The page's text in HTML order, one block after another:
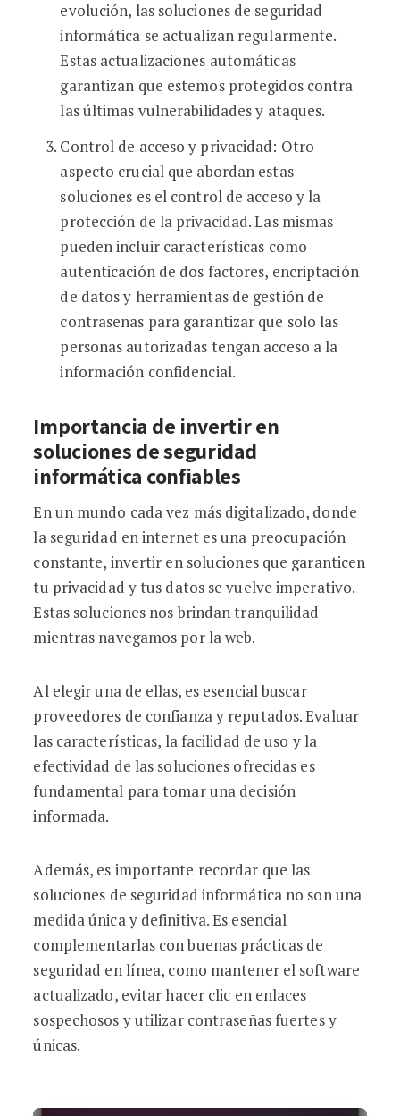
evolución, las soluciones de seguridad
informática se actualizan regularmente.
Estas actualizaciones automáticas
garantizan que estemos protegidos contra
las últimas vulnerabilidades y ataques.
Control de acceso y privacidad: Otro
aspecto crucial que abordan estas
soluciones es el control de acceso y la
protección de la privacidad. Las mismas
pueden incluir características como
autenticación de dos factores, encriptación
de datos y herramientas de gestión de
contraseñas para garantizar que solo las
personas autorizadas tengan acceso a la
información confidencial.
Importancia de invertir en
soluciones de seguridad
informática confiables
En un mundo cada vez más digitalizado, donde
la seguridad en internet es una preocupación
constante, invertir en soluciones que garanticen
tu privacidad y tus datos se vuelve imperativo.
Estas soluciones nos brindan tranquilidad
mientras navegamos por la web.
Al elegir una de ellas, es esencial buscar
proveedores de confianza y reputados. Evaluar
las características, la facilidad de uso y la
efectividad de las soluciones ofrecidas es
fundamental para tomar una decisión
informada.
Además, es importante recordar que las
soluciones de seguridad informática no son una
medida única y definitiva. Es esencial
complementarlas con buenas prácticas de
seguridad en línea, como mantener el software
actualizado, evitar hacer clic en enlaces
sospechosos y utilizar contraseñas fuertes y
únicas.